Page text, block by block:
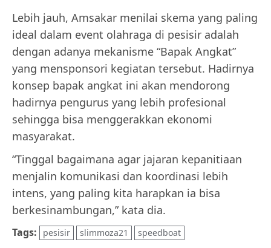
Lebih jauh, Amsakar menilai skema yang paling
ideal dalam event olahraga di pesisir adalah
dengan adanya mekanisme “Bapak Angkat”
yang mensponsori kegiatan tersebut. Hadirnya
konsep bapak angkat ini akan mendorong
hadirnya pengurus yang lebih profesional
sehingga bisa menggerakkan ekonomi
masyarakat.
“Tinggal bagaimana agar jajaran kepanitiaan
menjalin komunikasi dan koordinasi lebih
intens, yang paling kita harapkan ia bisa
berkesinambungan,” kata dia.
Tags: pesisir slimmoza21 speedboat